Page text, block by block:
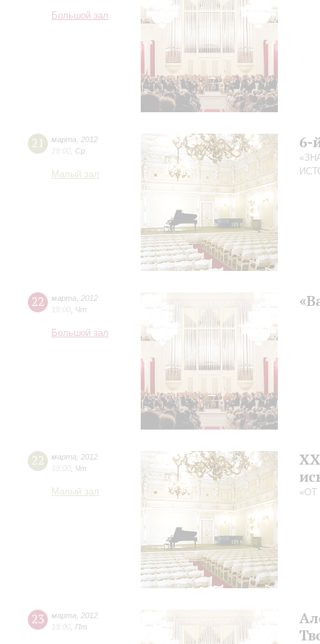
Большой зал
21 марта
2012
19:00 Ср
Малый зал
6-
22 марта
2012
19:00 Чт
Большой зал
22 марта
2012
19:00 Чт
Малый зал
23 марта
2012
19:00 Пт